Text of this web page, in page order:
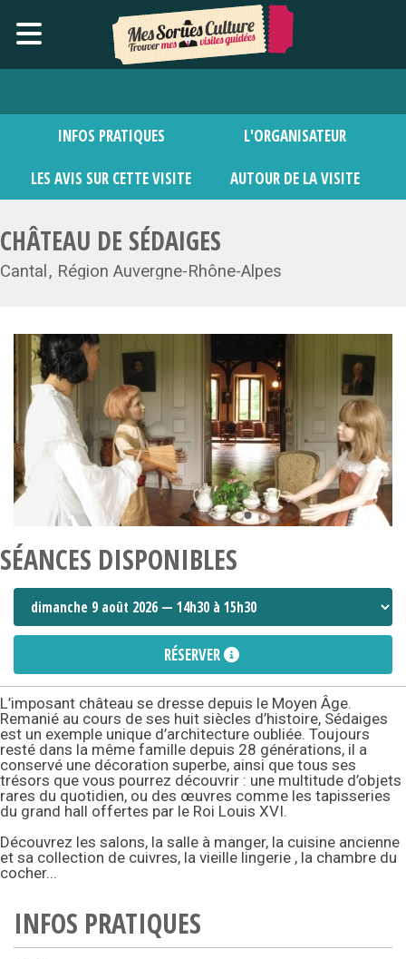
INFOS PRATIQUES L'ORGANISATEUR
LES AVIS SUR CETTE VISITE AUTOUR DE LA VISITE
CHÂTEAU DE SÉDAIGES
Cantal Région Auvergne-Rhône-Alpes
SÉANCES DISPONIBLES
RÉSERVER
L’imposant château se dresse depuis le Moyen Âge.
Remanié au cours de ses huit siècles d’histoire, Sédaiges
est un exemple unique d’architecture oubliée. Toujours
resté dans la même famille depuis 28 générations, il a
conservé une décoration superbe, ainsi que tous ses
trésors que vous pourrez découvrir : une multitude d’objets
rares du quotidien, ou des œuvres comme les tapisseries
du grand hall offertes par le Roi Louis XVI.
Découvrez les salons, la salle à manger, la cuisine ancienne
et sa collection de cuivres, la vieille lingerie , la chambre du
cocher...
INFOS PRATIQUES